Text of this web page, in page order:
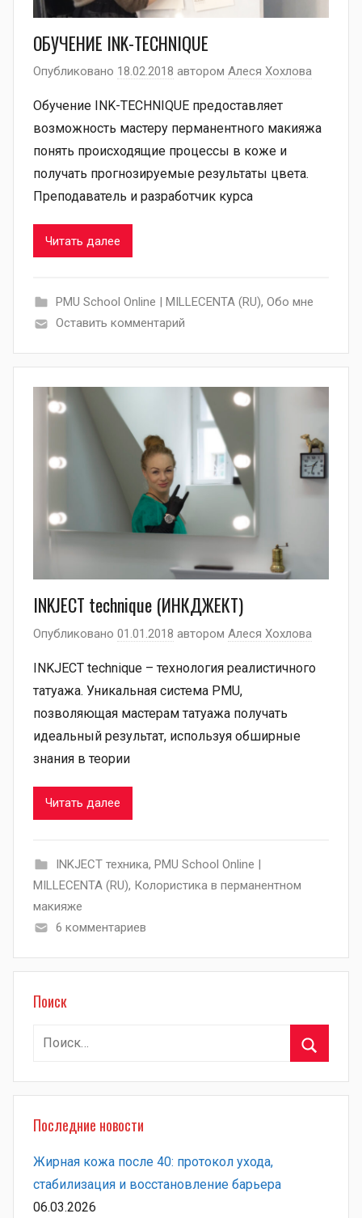
ОБУЧЕНИЕ INK-TECHNIQUE
Опубликовано 18.02.2018 автором Алеся Хохлова
Обучение INK-TECHNIQUE предоставляет
возможность мастеру перманентного макияжа
понять происходящие процессы в коже и
получать прогнозируемые результаты цвета.
Преподаватель и разработчик курса
Читать далее
PMU School Online | MILLECENTA (RU), Обо мне
Оставить комментарий
INKJECT technique (ИНКДЖЕКТ)
Опубликовано 01.01.2018 автором Алеся Хохлова
INKJECT technique – технология реалистичного
татуажа. Уникальная система PMU,
позволяющая мастерам татуажа получать
идеальный результат, используя обширные
знания в теории
Читать далее
INKJECT техника, PMU School Online |
MILLECENTA (RU), Колористика в перманентном
макияже
6 комментариев
Поиск
Найти:
Последние новости
Жирная кожа после 40: протокол ухода,
стабилизация и восстановление барьера
06.03.2026